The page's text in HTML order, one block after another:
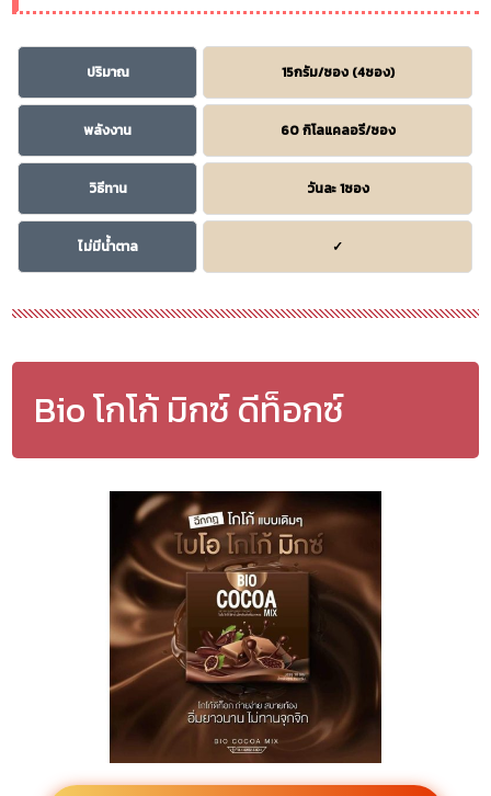
ปริมาณ 15กรัม/ซอง (4ซอง)
พลังงาน 60 กิโลแคลอรี/ซอง
วิธีทาน วันละ 1ซอง
ไม่มีน้ำตาล ✓
Bio โกโก้ มิกซ์ ดีท็อกซ์